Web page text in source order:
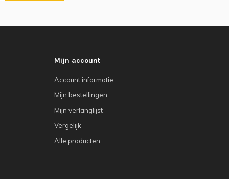
Mijn account
Account informatie
Mijn bestellingen
Mijn verlanglijst
Vergelijk
Alle producten